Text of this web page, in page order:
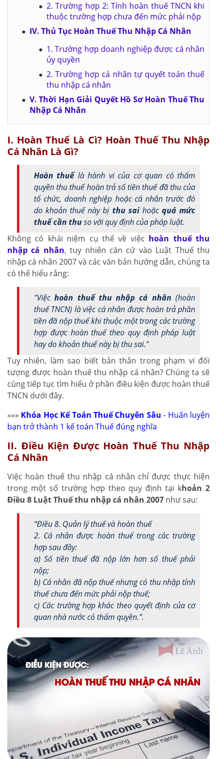
2. Trường hợp 2: Tính hoàn thuế TNCN khi
thuộc trường hợp chưa đến mức phải nộp
IV. Thủ Tục Hoàn Thuế Thu Nhập Cá Nhân
1. Trường hợp doanh nghiệp được cá nhân
ủy quyền
2. Trường hợp cá nhân tự quyết toán thuế
thu nhập cá nhân
V. Thời Hạn Giải Quyết Hồ Sơ Hoàn Thuế Thu
Nhập Cá Nhân
I. Hoàn Thuế Là Cì? Hoàn Thuế Thu Nhập
Cá Nhân Là Gì?
Hoàn thuếlà hành vi của cơ quan có thẩm
quyền thu thuế hoàn trả số tiền thuế đã thu của
tổ chức, doanh nghiệp hoặc cá nhân trước đó
do khoản thuế này bị thu saihoặc quá mức
thuế cần thuso với quy định của pháp luật.
Không có khái niệm cụ thể về việc hoàn thuế thu
nhập cá nhân, tuy nhiên căn cứ vào Luật Thuế thu
nhập cá nhân 2007 và các văn bản hướng dẫn, chúng ta
có thể hiểu rằng:
"Việchoàn thuế thu nhập cá nhân (hoàn
thuế TNCN) là việc cá nhân được hoàn trả phần
tiền đã nộp thuế khi thuộc một trong các trường
hợp được hoàn thuế theo quy định pháp luật
hay do khoản thuế này bị thu sai."
Tuy nhiên, làm sao biết bản thân trong phạm vi đối
tượng được hoàn thuế thu nhập cá nhân? Chúng ta sẽ
cùng tiếp tục tìm hiểu ở phần điều kiện được hoàn thuế
TNCN dưới đây.
»»» Khóa Học Kế Toán Thuế Chuyên Sâu - Huấn luyện
bạn trở thành 1 kế toán Thuế đúng nghĩa
II. Điều Kiện Được Hoàn Thuế Thu Nhập
Cá Nhân
Việc hoàn thuế thu nhập cá nhân chỉ được thực hiện
trong một số trường hợp theo quy định tại khoản 2
Điều 8 Luật Thuế thu nhập cá nhân 2007 như sau:
“Điều 8. Quản lý thuế và hoàn thuế
2. Cá nhân được hoàn thuế trong các trường
hợp sau đây:
a) Số tiền thuế đã nộp lớn hơn số thuế phải
nộp;
b) Cá nhân đã nộp thuế nhưng có thu nhập tính
thuế chưa đến mức phải nộp thuế;
c) Các trường hợp khác theo quyết định của cơ
quan nhà nước có thẩm quyền.”.